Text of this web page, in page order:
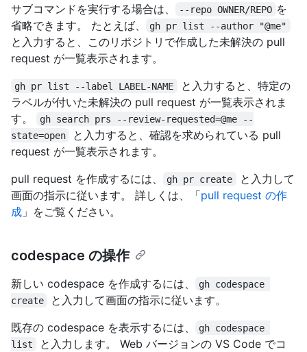
サブコマンドを実行する場合は、
--repo OWNER/REPO を
省略できます。 たとえば、
gh pr list --author "@me"
と入力すると、このリポジトリで作成した未解決の pull
request が一覧表示されます。
gh pr list --label LABEL-NAME
と入力すると、特定の
ラベルが付いた未解決の pull request が一覧表示されま
す。
gh search prs --review-requested=@me --
state=open
と入力すると、確認を求められている pull
request が一覧表示されます。
pull request を作成するには、
gh pr create
と入力して
画面の指示に従います。 詳しくは、「pull request の作
成 」をご覧ください。
codespace の操作
新しい codespace を作成するには、
gh codespace
create
と入力して画面の指示に従います。
既存の codespace を表示するには、
gh codespace
list
と入力します。 Web バージョンの VS Code でコ